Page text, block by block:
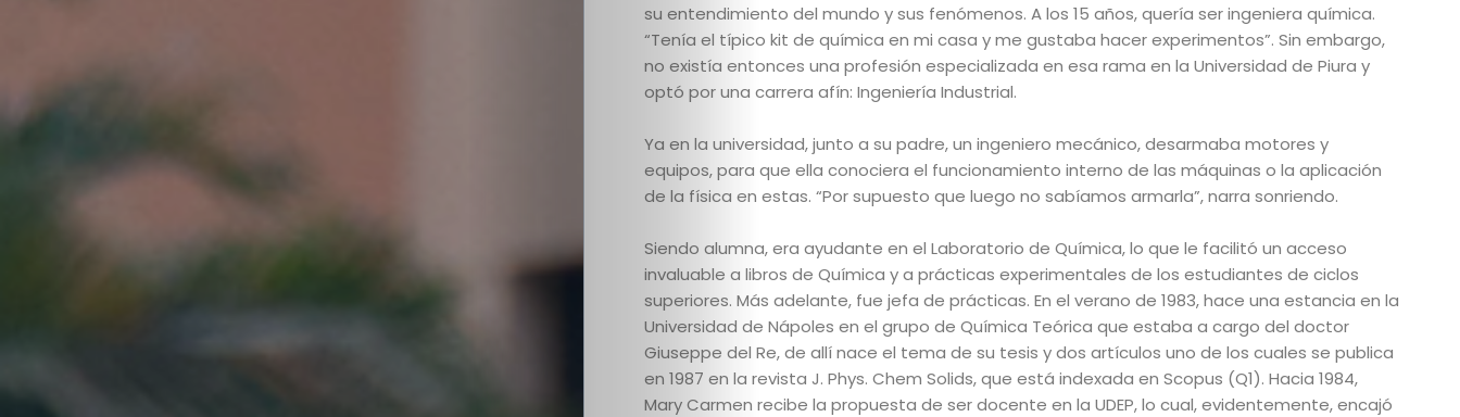
su entendimiento del mundo y sus fenómenos. A los 15 años, quería ser ingeniera química.
“Tenía el típico kit de química en mi casa y me gustaba hacer experimentos”. Sin embargo,
no existía entonces una profesión especializada en esa rama en la Universidad de Piura y
optó por una carrera afín: Ingeniería Industrial.
Ya en la universidad, junto a su padre, un ingeniero mecánico, desarmaba motores y
equipos, para que ella conociera el funcionamiento interno de las máquinas o la aplicación
de la física en estas. “Por supuesto que luego no sabíamos armarla”, narra sonriendo.
Siendo alumna, era ayudante en el Laboratorio de Química, lo que le facilitó un acceso
invaluable a libros de Química y a prácticas experimentales de los estudiantes de ciclos
superiores. Más adelante, fue jefa de prácticas. En el verano de 1983, hace una estancia en la
Universidad de Nápoles en el grupo de Química Teórica que estaba a cargo del doctor
Giuseppe del Re, de allí nace el tema de su tesis y dos artículos uno de los cuales se publica
en 1987 en la revista J. Phys. Chem Solids, que está indexada en Scopus (Q1). Hacia 1984,
Mary Carmen recibe la propuesta de ser docente en la UDEP, lo cual, evidentemente, encajó